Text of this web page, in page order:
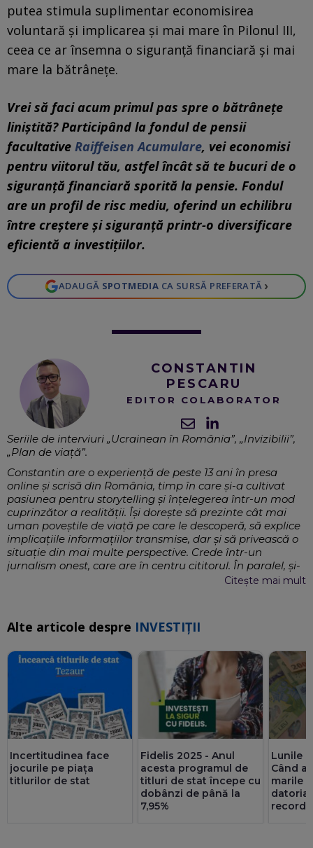
putea stimula suplimentar economisirea
voluntară și implicarea și mai mare în Pilonul III,
ceea ce ar însemna o siguranță financiară și mai
mare la bătrânețe.
Vrei să faci acum primul pas spre o bătrânețe
liniștită? Participând la fondul de pensii
facultative Raiffeisen Acumulare, vei economisi
pentru viitorul tău, astfel încât să te bucuri de o
siguranță financiară sporită la pensie. Fondul
are un profil de risc mediu, oferind un echilibru
între creștere și siguranță printr-o diversificare
eficientă a investițiilor.
ADAUGĂ SPOTMEDIA CA SURSĂ PREFERATĂ ›
CONSTANTIN
PESCARU
EDITOR COLABORATOR
Seriile de interviuri „Ucrainean în România”, „Invizibilii”,
„Plan de viață”.
Constantin are o experiență de peste 13 ani în presa
online și scrisă din România, timp în care și-a cultivat
pasiunea pentru storytelling și înțelegerea într-un mod
cuprinzător a realității. Își dorește să prezinte cât mai
uman poveștile de viață pe care le descoperă, să explice
implicațiile informațiilor transmise, dar și să privească o
situație din mai multe perspective. Crede într-un
jurnalism onest, care are în centru cititorul. În paralel, și-
a extins aria de interese profesionale inclusiv prin
Copywriting, Dezvoltare de strategii de promovare online
Citește mai mult
Alte articole despre INVESTIȚII
Incertitudinea face
jocurile pe piața
titlurilor de stat
Fidelis 2025 - Anul
acesta programul de
titluri de stat începe cu
dobânzi de până la
7,95%
Lunile
Când
marile
datoria
record